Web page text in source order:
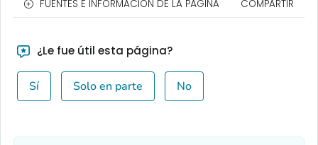
FUENTES E INFORMACIÓN DE LA PÁGINA COMPARTIR
¿Le fue útil esta página?
Sí Solo en parte No